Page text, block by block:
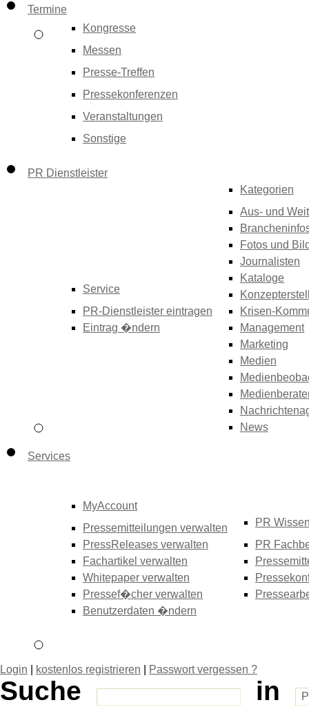
Termine
Kongresse
Messen
Presse-Treffen
Pressekonferenzen
Veranstaltungen
Sonstige
PR Dienstleister
Service
PR-Dienstleister eintragen
Eintrag �ndern
Kategorien
Aus- und
Fotos und
Journalisten
Kataloge
Krisen-
Management
Marketing
Medien
News
Services
MyAccount
Pressemitteilungen verwalten
PressReleases verwalten
Fachartikel verwalten
Whitepaper verwalten
Pressef�cher verwalten
Benutzerdaten �ndern
PR
PR
Login kostenlos registrieren Passwort vergessen ?
Suche
in